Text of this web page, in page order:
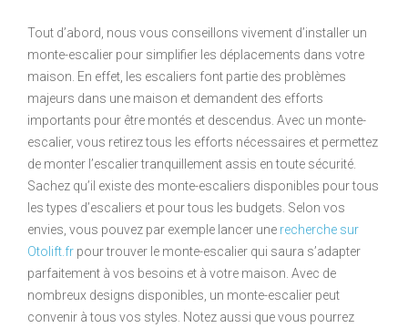
Tout d’abord, nous vous conseillons vivement d’installer un
monte-escalier pour simplifier les déplacements dans votre
maison. En effet, les escaliers font partie des problèmes
majeurs dans une maison et demandent des efforts
importants pour être montés et descendus. Avec un monte-
escalier, vous retirez tous les efforts nécessaires et permettez
de monter l’escalier tranquillement assis en toute sécurité.
Sachez qu’il existe des monte-escaliers disponibles pour tous
les types d’escaliers et pour tous les budgets. Selon vos
envies, vous pouvez par exemple lancer une recherche sur
Otolift.fr pour trouver le monte-escalier qui saura s’adapter
parfaitement à vos besoins et à votre maison. Avec de
nombreux designs disponibles, un monte-escalier peut
convenir à tous vos styles. Notez aussi que vous pourrez